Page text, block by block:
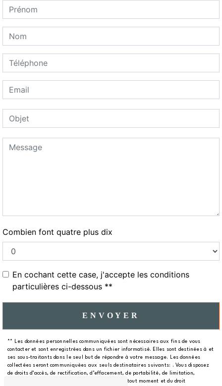
Combien font quatre plus dix
En cochant cette case, j'accepte les conditions
particulières ci-dessous **
ENVOYER
** Les données personnelles communiquées sont nécessaires aux fins de vous
contacter et sont enregistrées dans un fichier informatisé. Elles sont destinées à et
ses sous-traitants dans le seul but de répondre à votre message. Les données
collectées seront communiquées aux seuls destinataires suivants: . Vous disposez
de droits d’accès, de rectification, d’effacement, de portabilité, de limitation,
d’opposition, de retrait de votre consentement à tout moment et du droit